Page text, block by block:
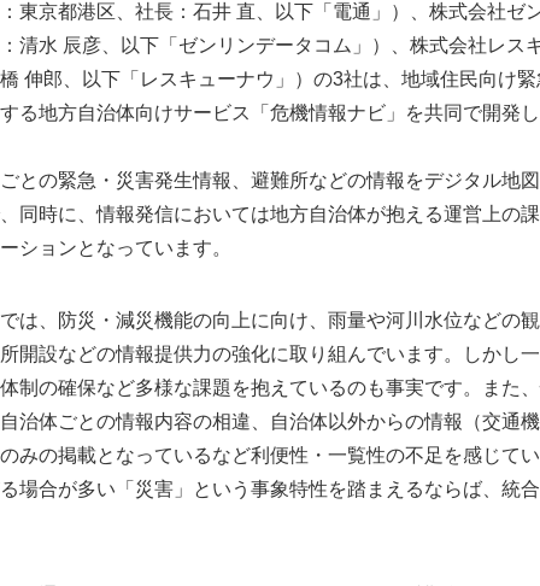
京都港区、社長：石井 直、以下「電通」）、株式会社ゼ
清水 辰彦、以下「ゼンリンデータコム」）、株式会社レス
伸郎、以下「レスキューナウ」）の3社は、地域住民向け
る地方自治体向けサービス「危機情報ナビ」を共同で開発
の緊急・災害発生情報、避難所などの情報をデジタル地
同時に、情報発信においては地方自治体が抱える運営上の
ションとなっています。
、防災・減災機能の向上に向け、雨量や河川水位などの
開設などの情報提供力の強化に取り組んでいます。しかし
制の確保など多様な課題を抱えているのも事実です。また
治体ごとの情報内容の相違、自治体以外からの情報（交通
みの掲載となっているなど利便性・一覧性の不足を感じて
場合が多い「災害」という事象特性を踏まえるならば、統